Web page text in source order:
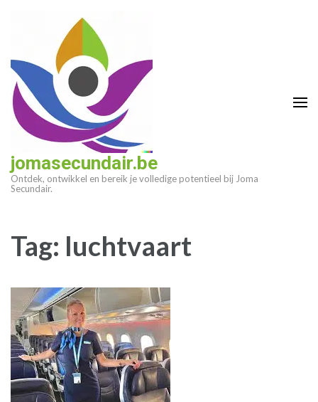
(druk
enter)
jomasecundair.be
Ontdek, ontwikkel en bereik je volledige potentieel bij Joma
Secundair.
Tag: luchtvaart